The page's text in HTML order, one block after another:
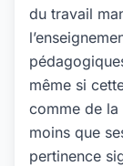
du travail
même si
comme de la
moins que
pertinence